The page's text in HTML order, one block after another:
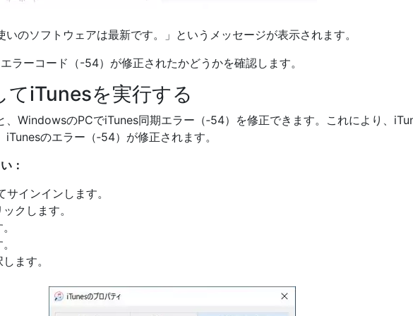
のソフトウェアは最新です。」というメッセージが表示されます。
ラーコード（-54）が修正されたかどうかを確認します。
てiTunesを実行する
、WindowsのPCでiTunes同期エラー（‐54）を修正できます。これにより、
のエラー（‐54）が修正されます。
：
インインします。
クします。
ます。